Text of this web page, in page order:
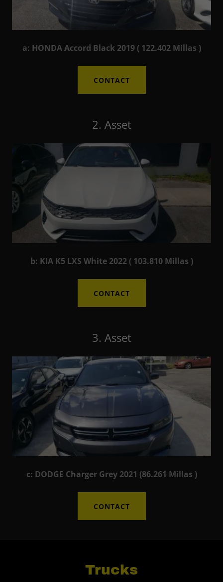
a: HONDA Accord Black 2019 ( 122.402 Millas )
CONTACT
2. Asset
b: KIA K5 LXS White 2022 ( 103.810 Millas )
CONTACT
3. Asset
c: DODGE Charger Grey 2021 (86.261 Millas )
CONTACT
Trucks